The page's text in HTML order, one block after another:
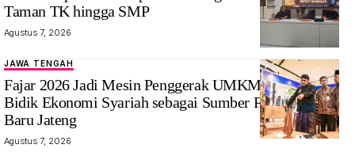
Taman TK hingga SMP
Agustus 7, 2026
JAWA TENGAH
Fajar 2026 Jadi Mesin Penggerak UMKM Halal, BI
Bidik Ekonomi Syariah sebagai Sumber Pertumbuhan
Baru Jateng
Agustus 7, 2026